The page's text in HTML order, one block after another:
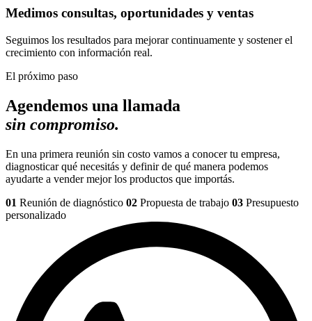
Medimos consultas, oportunidades y ventas
Seguimos los resultados para mejorar continuamente y sostener el
crecimiento con información real.
El próximo paso
Agendemos una llamada
sin compromiso.
En una primera reunión sin costo vamos a conocer tu empresa,
diagnosticar qué necesitás y definir de qué manera podemos
ayudarte a vender mejor los productos que importás.
01 Reunión de diagnóstico 02 Propuesta de trabajo 03 Presupuesto
personalizado